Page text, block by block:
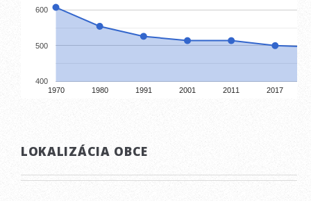
1970 1980 1991 2001 2011 2017
400
500
600
LOKALIZÁCIA OBCE